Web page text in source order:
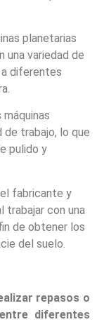
planetarias
una variedad de
diferentes
trabajo, lo que
pulido y
fabricante y
trabajar con una
de obtener los
del suelo.
repasos o
diferentes